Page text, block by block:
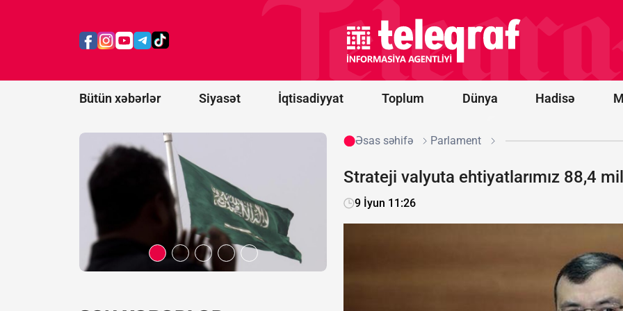
Bütün xəbərlər Siyasət İqtisadiyyat Toplum Dünya Hadisə
nəticəsində
yaralanıb
Belarus
"Euronews"u
ekstremist
resurslar
siyahısına
Əsas səhifə Parlament
Strateji valyuta ehtiyatlarımız 88,4
9 İyun 11:26